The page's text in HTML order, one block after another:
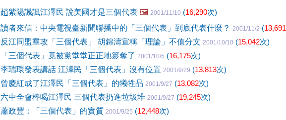
趙紫陽譏諷江澤民 說美國才是三個代表 🖼️ 2001/11/10 (16,290次)
讀者來信：中央電視臺新聞聯播中的「三個代表」到底代表什麼？ 2001/11/2 (13,691
反江同盟羣攻「三個代表」 胡錦濤宣稱「理論」不值分文 2001/10/10 (15,042次)
「三個代表」竟被黨堂堂正正地篡奪了 2001/10/5 (16,175次)
李瑞環發表講話 江澤民「三個代表」沒有位置 2001/9/29 (13,813次)
曾慶紅成了江澤民「三個代表」的犧牲品 2001/9/27 (13,082次)
六中全會棒喝江澤民 三個代表扔進垃圾堆 2001/9/27 (19,245次)
蕭政豐：「三個代表」的實質 2001/9/25 (12,448次)